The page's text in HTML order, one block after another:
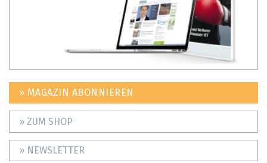
» MAGAZIN ABONNIEREN
» ZUM SHOP
» NEWSLETTER